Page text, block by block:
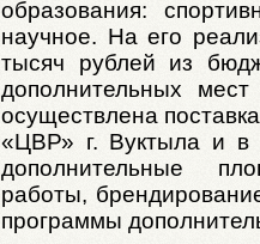
образования:
научное. На его
тысяч рублей из
дополнительных
осуществлена
«ЦВР» г. Вуктыла и
дополнительные
работы,
программы